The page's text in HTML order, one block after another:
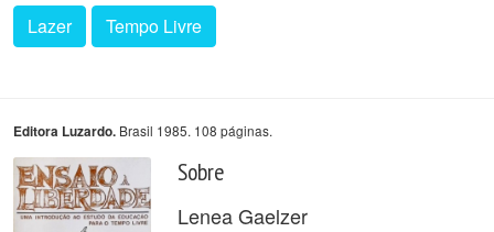
Lazer Tempo Livre
Editora Luzardo. Brasil 1985. 108 páginas.
Sobre
Lenea Gaelzer